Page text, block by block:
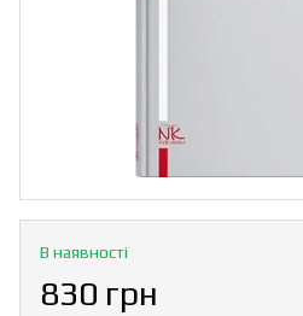
В наявності
830 грн